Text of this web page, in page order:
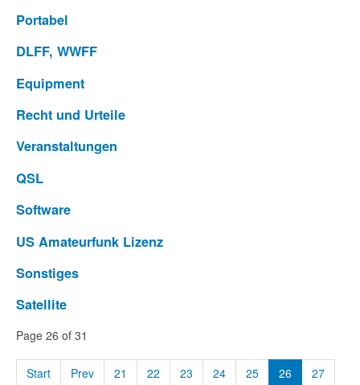
Portabel
DLFF, WWFF
Equipment
Recht und Urteile
Veranstaltungen
QSL
Software
US Amateurfunk Lizenz
Sonstiges
Satellite
Page 26 of 31
Start Prev 21 22 23 24 25 26
27